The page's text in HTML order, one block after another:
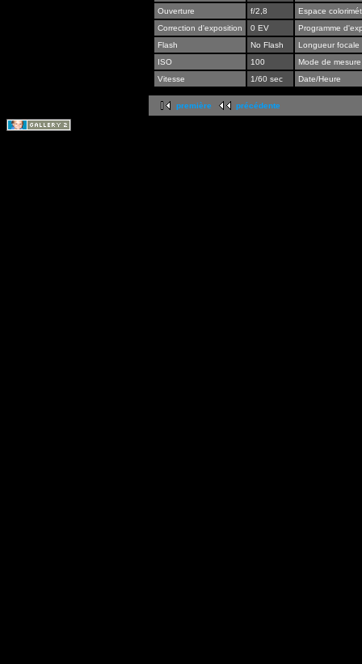
Ouverture
f/2,8
Espace
Correction d'exposition
0 EV
Programme
Flash
No Flash
Longueur focale
ISO
100
Mode de mesure
Vitesse
1/60 sec Date/Heure
première précédente